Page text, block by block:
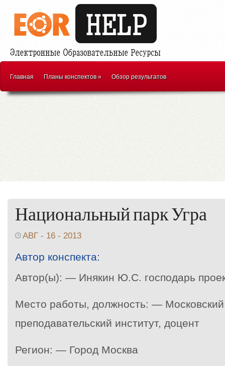
Главная Планы конспектов» Обзор результатов
Национальный парк Угра
АВГ - 16 - 2013
Автор конспекта:
Автор(ы): — Инякин Ю.С. господарь
Место работы, должность: —
преподавательский институт, доцент
Регион: — Город Москва